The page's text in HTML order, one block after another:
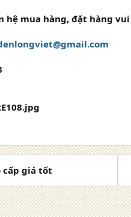
hệ mua hàng, đặt hàng
cấp giá tốt